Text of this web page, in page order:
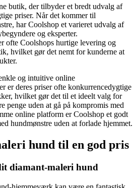
butik, der tilbyder et bredt udvalg af
priser. Når det kommer til
har Coolshop et varieret udvalg af
og eksperter.
ofte Coolshops hurtige levering og
hvilket gør det nemt for kunderne at
og intuitive online
er deres priser ofte konkurrencedygtige
hvilket gør det til et ideelt valg for
penge uden at gå på kompromis med
online platform er Coolshop et godt
hundmønstre uden at forlade hjemmet.
hund til en god pris
diamant-maleri hund